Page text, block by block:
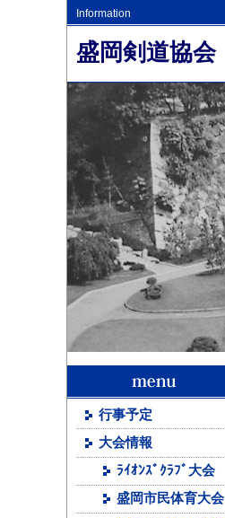
Information
盛岡剣道協会
行事予定
大会情報
ﾗｲｵﾝｽﾞｸﾗﾌﾞ大会
盛岡市民体育大会